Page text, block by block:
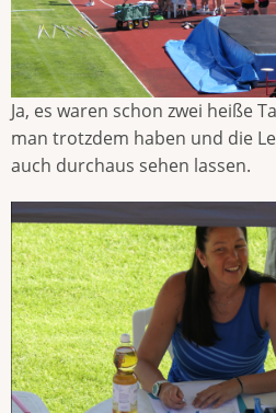
Ja, es waren schon zwei heiße
man trotzdem haben und die
auch durchaus sehen lassen.